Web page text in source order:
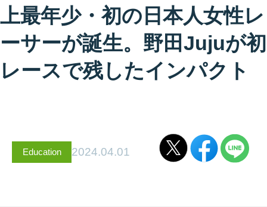
上最年少・初の日本人女性レ
ーサーが誕生。野田Jujuが初
レースで残したインパクト
Education 2024.04.01